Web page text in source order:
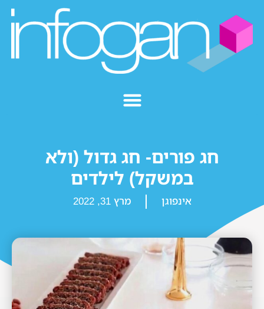
חג פורים- חג גדול (ולא
במשקל) לילדים
אינפוגן מרץ 31, 2022